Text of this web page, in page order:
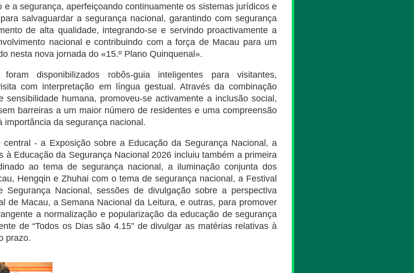
e a segurança, aperfeiçoando continuamente os sistemas jurídicos e
salvaguardar a segurança nacional, garantindo com segurança
de alta qualidade, integrando-se e servindo proactivamente a
nacional e contribuindo com a força de Macau para um
nesta nova jornada do «15.º Plano Quinquenal».
disponibilizados robôs-guia inteligentes para visitantes,
com interpretação em língua gestual. Através da combinação
sensibilidade humana, promoveu-se activamente a inclusão social,
barreiras a um maior número de residentes e uma compreensão
importância da segurança nacional.
central - a Exposição sobre a Educação da Segurança Nacional, a
à Educação da Segurança Nacional 2026 incluiu também a primeira
ao tema de segurança nacional, a iluminação conjunta dos
Hengqin e Zhuhai com o tema de segurança nacional, a Festival
Segurança Nacional, sessões de divulgação sobre a perspectiva
de Macau, a Semana Nacional da Leitura, e outras, para promover
a normalização e popularização da educação de segurança
de “Todos os Dias são 4.15” de divulgar as matérias relativas à
prazo.